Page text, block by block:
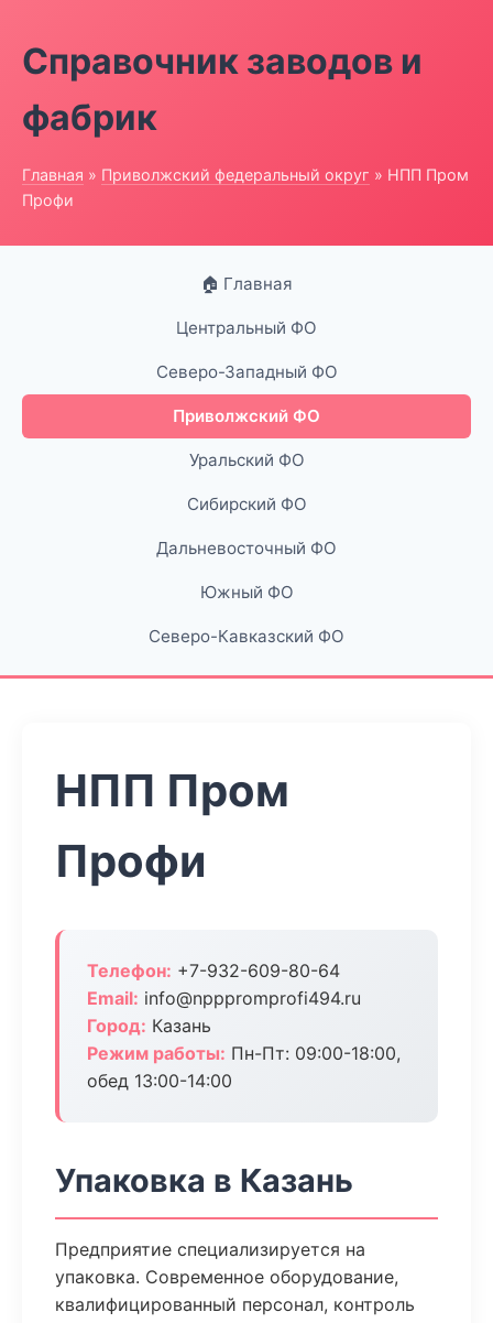
Справочник заводов и
фабрик
Главная » Приволжский федеральный округ » НПП Пром
Профи
🏠 Главная
Центральный ФО
Северо-Западный ФО
Приволжский ФО
Уральский ФО
Сибирский ФО
Дальневосточный ФО
Южный ФО
Северо-Кавказский ФО
НПП Пром
Профи
Телефон: +7-932-609-80-64
Email: info@npppromprofi494.ru
Город: Казань
Режим работы: Пн-Пт: 09:00-18:00,
обед 13:00-14:00
Упаковка в Казань
Предприятие специализируется на
упаковка. Современное оборудование,
квалифицированный персонал, контроль